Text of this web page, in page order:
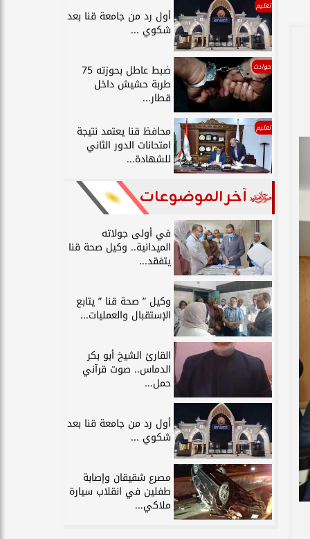
تعليم
أول رد من جامعة قنا بعد
شكوي ...
حوادث ضبط عاطل بحوزته 75
طربة حشيش داخل
قطار...
تعليم محافظ قنا يعتمد نتيجة
امتحانات الدور الثاني
للشهادة...
آخر الموضوعات
في أولى جولاته
الميدانية.. وكيل صحة قنا
يتفقد...
وكيل ” صحة قنا ” يتابع
الإستقبال والعمليات...
القارئ الشيخ أبو بكر
الدماس.. صوت قرآني
حمل...
أول رد من جامعة قنا بعد
شكوي ...
مصرع شقيقان وإصابة
طفلين في انقلاب سيارة
ملاكي...